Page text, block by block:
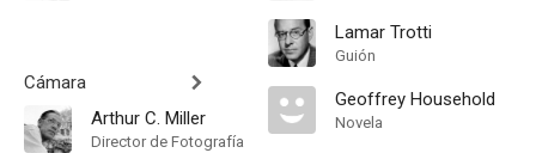
Cámara
Arthur C. Miller
Director de Fotografía
Lamar Trotti
Guión
Geoffrey Household
Novela